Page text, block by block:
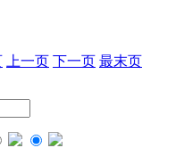
上一页 下一页 最末页